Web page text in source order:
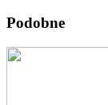
Podobne